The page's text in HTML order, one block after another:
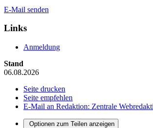
E-Mail senden
Links
Anmeldung
Stand
06.08.2026
Seite drucken
Seite empfehlen
E-Mail an Redaktion: Zentrale
Optionen zum Teilen anzeigen